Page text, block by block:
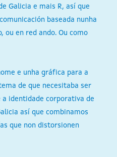
Galicia e mais R, así que
baseada nunha
ou en red ando. Ou como
e unha gráfica para a
de que necesitaba ser
identidade corporativa de
así que combinamos
que non distorsionen